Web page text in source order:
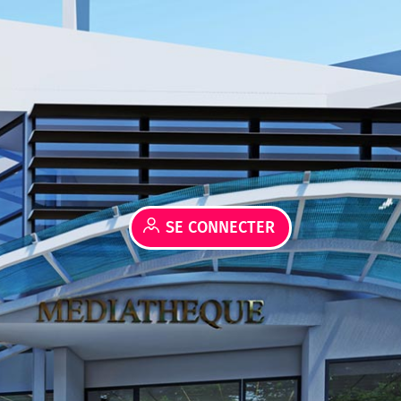
SE CONNECTER